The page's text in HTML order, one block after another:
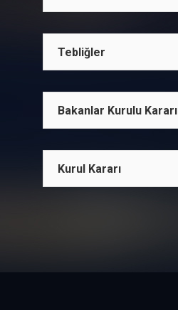
Tebliğler
Bakanlar Kurulu Kararı
Kurul Kararı